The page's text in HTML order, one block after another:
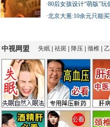
·80后女孩设计“萌版”玩
·北京大葱:10余元只能